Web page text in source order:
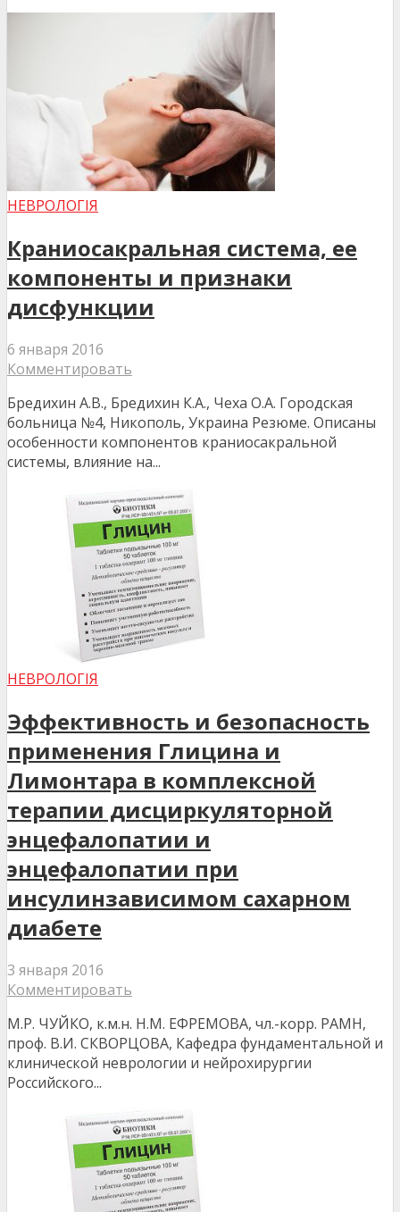
НЕВРОЛОГІЯ
Краниосакральная система, ее
компоненты и признаки
дисфункции
6 января 2016
Комментировать
Бредихин А.В., Бредихин К.А., Чеха О.А. Городская
больница №4, Никополь, Украина Резюме. Описаны
особенности компонентов краниосакральной
системы, влияние на...
НЕВРОЛОГІЯ
Эффективность и безопасность
применения Глицина и
Лимонтара в комплексной
терапии дисциркуляторной
энцефалопатии и
энцефалопатии при
инсулинзависимом сахарном
диабете
3 января 2016
Комментировать
М.Р. ЧУЙКО, к.м.н. Н.М. ЕФРЕМОВА, чл.-корр. РАМН,
проф. В.И. СКВОРЦОВА, Кафедра фундаментальной и
клинической неврологии и нейрохирургии
Российского...